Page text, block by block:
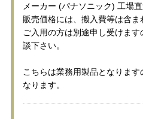
メーカー (パナソニック) 工場直
販売価格には、搬入費等は含ま
ご入用の方は別途申し受けま
談下さい。
こちらは業務用製品となりま
なります。